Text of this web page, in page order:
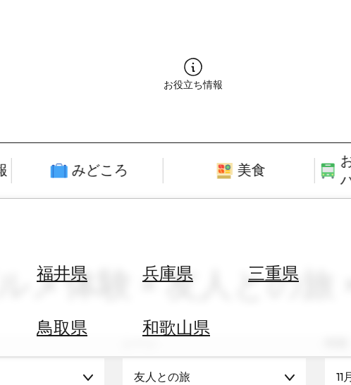
お役立ち情報
みどころ 美食
福井県 兵庫県 三重県
鳥取県 和歌山県
メ体験 × 友人との旅 ×
友人との旅 11